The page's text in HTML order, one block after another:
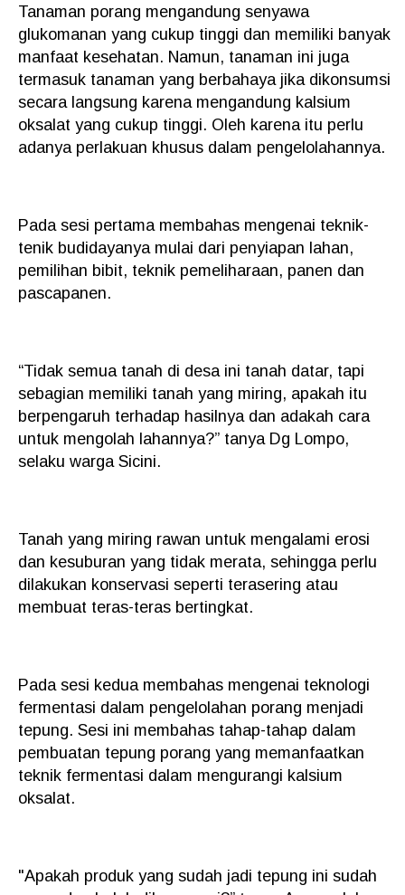
Tanaman porang mengandung senyawa
glukomanan yang cukup tinggi dan memiliki banyak
manfaat kesehatan. Namun, tanaman ini juga
termasuk tanaman yang berbahaya jika dikonsumsi
secara langsung karena mengandung kalsium
oksalat yang cukup tinggi. Oleh karena itu perlu
adanya perlakuan khusus dalam pengelolahannya.
Pada sesi pertama membahas mengenai teknik-
tenik budidayanya mulai dari penyiapan lahan,
pemilihan bibit, teknik pemeliharaan, panen dan
pascapanen.
“Tidak semua tanah di desa ini tanah datar, tapi
sebagian memiliki tanah yang miring, apakah itu
berpengaruh terhadap hasilnya dan adakah cara
untuk mengolah lahannya?” tanya Dg Lompo,
selaku warga Sicini.
Tanah yang miring rawan untuk mengalami erosi
dan kesuburan yang tidak merata, sehingga perlu
dilakukan konservasi seperti terasering atau
membuat teras-teras bertingkat.
Pada sesi kedua membahas mengenai teknologi
fermentasi dalam pengelolahan porang menjadi
tepung. Sesi ini membahas tahap-tahap dalam
pembuatan tepung porang yang memanfaatkan
teknik fermentasi dalam mengurangi kalsium
oksalat.
"Apakah produk yang sudah jadi tepung ini sudah